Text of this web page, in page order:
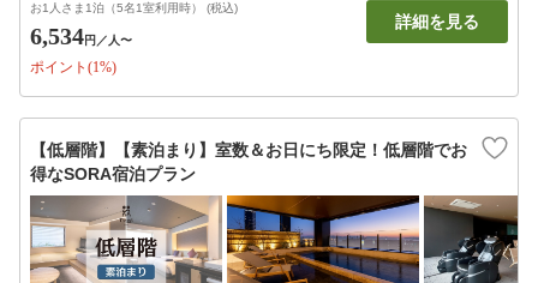
お1人さま1泊（5名1室利用時） (税込)
6,534円 ／人〜
ポイント(1%)
詳細を見る
【低層階】【素泊まり】室数＆お日にち限定！低層階でお
得なSORA宿泊プラン